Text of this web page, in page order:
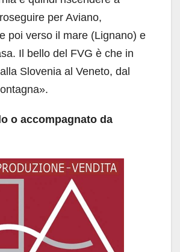
per Aviano,
poi verso il mare (Lignano) e
Il bello del FVG è che in
Slovenia al Veneto, dal
o accompagnato da